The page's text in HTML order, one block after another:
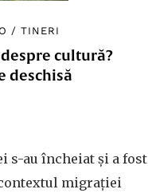
/TINERI
cultură?
deschisă
s-au încheiat și a fost
migrației